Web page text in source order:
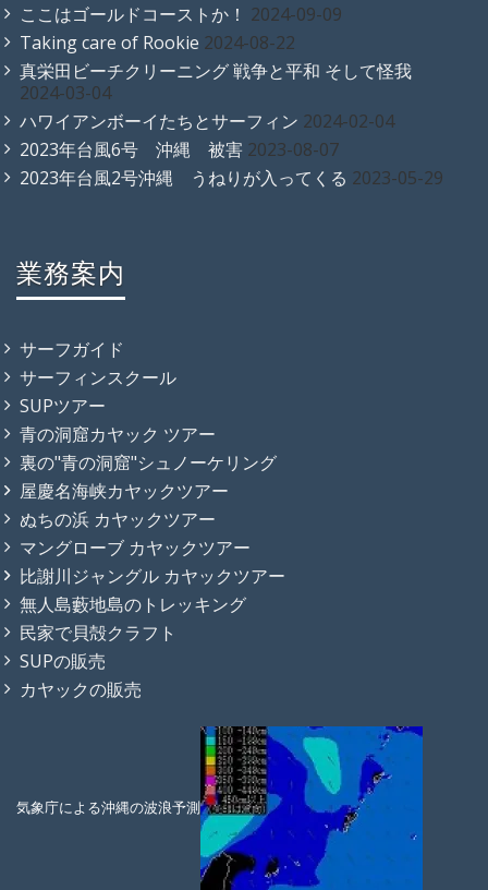
ここはゴールドコーストか！ 2024-09-09
Taking care of Rookie 2024-08-22
真栄田ビーチクリーニング 戦争と平和 そして怪我
2024-03-04
ハワイアンボーイたちとサーフィン 2024-02-04
2023年台風6号 沖縄 被害 2023-08-07
2023年台風2号沖縄 うねりが入ってくる 2023-05-29
業務案内
サーフガイド
サーフィンスクール
SUPツアー
青の洞窟カヤック ツアー
裏の"青の洞窟"シュノーケリング
屋慶名海峡カヤックツアー
ぬちの浜 カヤックツアー
マングローブ カヤックツアー
比謝川ジャングル カヤックツアー
無人島藪地島のトレッキング
民家で貝殻クラフト
SUPの販売
カヤックの販売
気象庁による沖縄の波浪予測